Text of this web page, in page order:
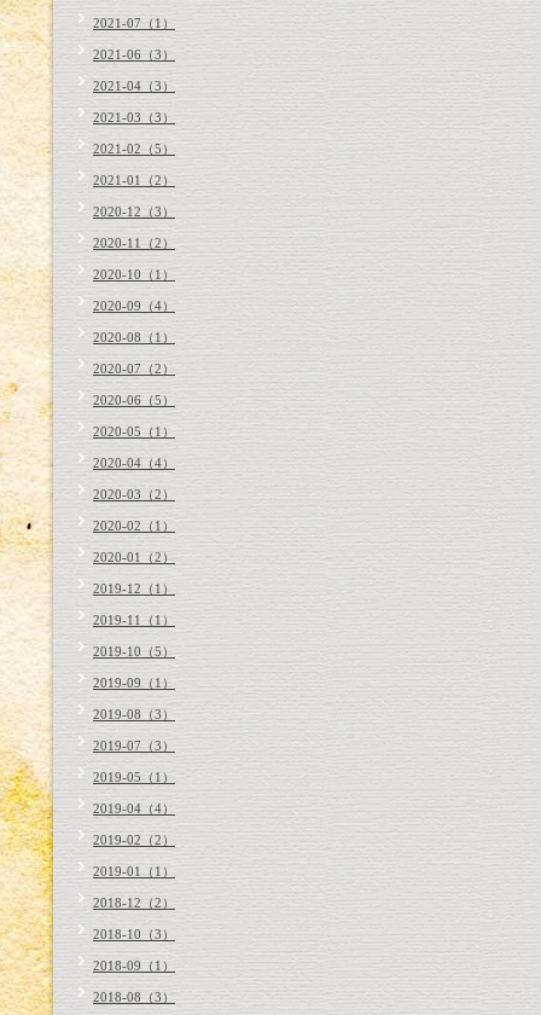
2021-07（1）
2021-06（3）
2021-04（3）
2021-03（3）
2021-02（5）
2021-01（2）
2020-12（3）
2020-11（2）
2020-10（1）
2020-09（4）
2020-08（1）
2020-07（2）
2020-06（5）
2020-05（1）
2020-04（4）
2020-03（2）
2020-02（1）
2020-01（2）
2019-12（1）
2019-11（1）
2019-10（5）
2019-09（1）
2019-08（3）
2019-07（3）
2019-05（1）
2019-04（4）
2019-02（2）
2019-01（1）
2018-12（2）
2018-10（3）
2018-09（1）
2018-08（3）